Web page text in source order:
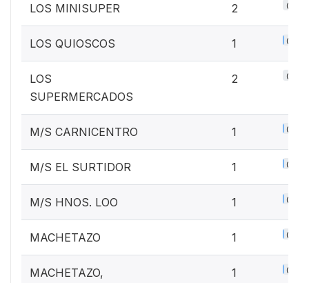
LOS MINISUPER 2 0.3%
LOS QUIOSCOS 1 0.1%
LOS
SUPERMERCADOS
2 0.3%
M/S CARNICENTRO 1 0.1%
M/S EL SURTIDOR 1 0.1%
M/S HNOS. LOO 1 0.1%
MACHETAZO 1 0.1%
MACHETAZO,
1 0.1%